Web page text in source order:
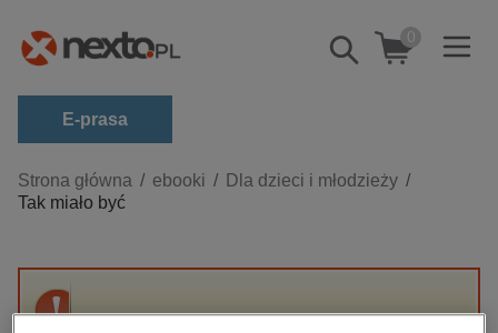
Pokaż/schowaj
wyszukiwarkę
0
E-prasa
Kategorie
Zobacz wszystkie E-prasa
budownictwo, aranżacja wnętrz
Strona główna ebooki
Dla dzieci i młodzieży
Tak miało być
Przepraszamy, ale produkt „Tak miało być” nie